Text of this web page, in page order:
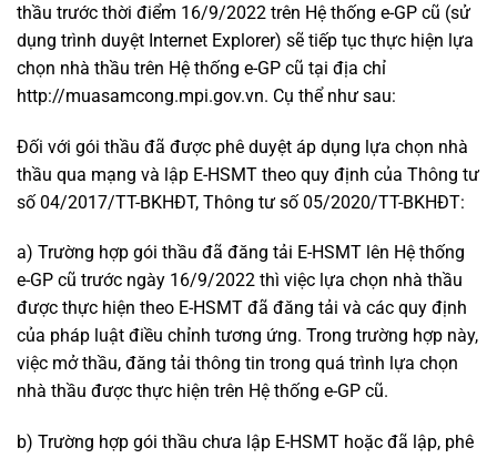
thầu trước thời điểm 16/9/2022 trên Hệ thống e-GP cũ (sử
dụng trình duyệt Internet Explorer) sẽ tiếp tục thực hiện lựa
chọn nhà thầu trên Hệ thống e-GP cũ tại địa chỉ
http://muasamcong.mpi.gov.vn. Cụ thể như sau:
Đối với gói thầu đã được phê duyệt áp dụng lựa chọn nhà
thầu qua mạng và lập E-HSMT theo quy định của Thông tư
số 04/2017/TT-BKHĐT, Thông tư số 05/2020/TT-BKHĐT:
a) Trường hợp gói thầu đã đăng tải E-HSMT lên Hệ thống
e-GP cũ trước ngày 16/9/2022 thì việc lựa chọn nhà thầu
được thực hiện theo E-HSMT đã đăng tải và các quy định
của pháp luật điều chỉnh tương ứng. Trong trường hợp này,
việc mở thầu, đăng tải thông tin trong quá trình lựa chọn
nhà thầu được thực hiện trên Hệ thống e-GP cũ.
b) Trường hợp gói thầu chưa lập E-HSMT hoặc đã lập, phê